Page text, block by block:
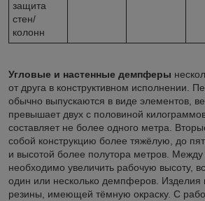
защита
стен/
колонн
Угловые и настенные демпферы
от друга в конструктивном исполнении.
обычно выпускаются в виде элементов,
превышает двух с половиной
составляет не более одного метра.
собой конструкцию более тяжёлую, до
и высотой более полутора метров. Между
необходимо увеличить рабочую высоту,
один или несколько демпферов. Изделия
резины, имеющей тёмную окраску. С